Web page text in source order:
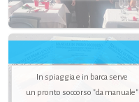
In spiaggia e in barca serve
un pronto soccorso "da manuale"